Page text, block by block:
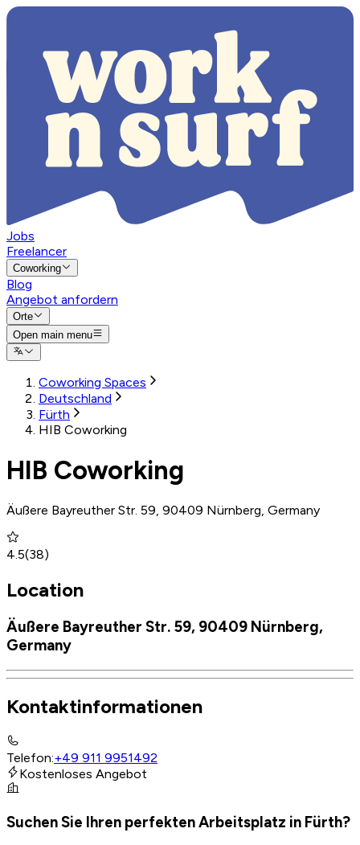
Jobs
Freelancer
Coworking
Blog
Angebot anfordern
Orte
Open main menu
Coworking Spaces
Deutschland
Fürth
HIB Coworking
HIB Coworking
Äußere Bayreuther Str. 59, 90409 Nürnberg, Germany
4.5(38)
Location
Äußere Bayreuther Str. 59, 90409 Nürnberg,
Germany
Kontaktinformationen
Telefon:+49 911 9951492
Kostenloses Angebot
Suchen Sie Ihren perfekten Arbeitsplatz in Fürth?